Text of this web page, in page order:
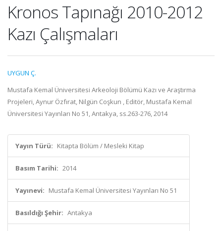
Kronos Tapınağı 2010-2012
Kazı Çalışmaları
UYGUN Ç.
Mustafa Kemal Üniversitesi Arkeoloji Bölümü Kazı ve Araştırma
Projeleri, Aynur Özfırat, Nilgün Coşkun , Editör, Mustafa Kemal
Üniversitesi Yayınları No 51, Antakya, ss.263-276, 2014
Yayın Türü: Kitapta Bölüm / Mesleki Kitap
Basım Tarihi: 2014
Yayınevi: Mustafa Kemal Üniversitesi Yayınları No 51
Basıldığı Şehir: Antakya